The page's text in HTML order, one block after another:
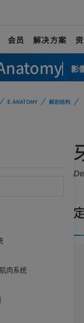
会员 解决方案
影
E-ANATOMY 解剖结构
肉系统